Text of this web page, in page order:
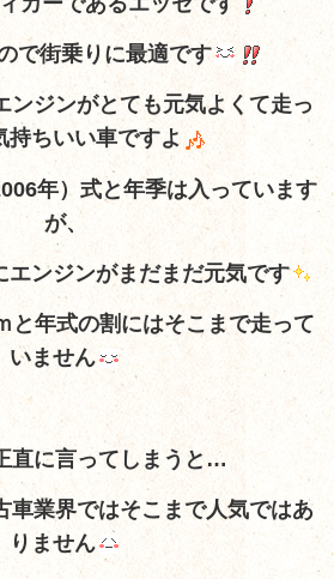
で街乗りに最適です
ンジンがとても元気よくて走っ
持ちいい車ですよ
年）式と年季は入っています
が、
エンジンがまだまだ元気です
と年式の割にはそこまで走って
いません
直に言ってしまうと…
車業界ではそこまで人気ではあ
りません